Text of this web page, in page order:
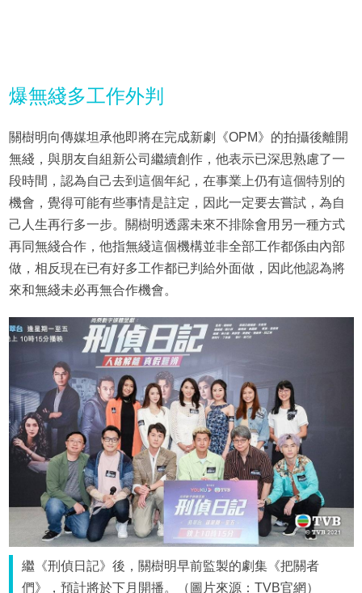
爆無綫多工作外判
關樹明向傳媒坦承他即將在完成新劇《OPM》的拍攝後離開
無綫，與朋友自組新公司繼續創作，他表示已深思熟慮了一
段時間，認為自己去到這個年紀，在事業上仍有這個特別的
機會，覺得可能有些事情是註定，因此一定要去嘗試，為自
己人生再行多一步。關樹明透露未來不排除會用另一種方式
再同無綫合作，他指無綫這個機構並非全部工作都係由內部
做，相反現在已有好多工作都已判給外面做，因此他認為將
來和無綫未必再無合作機會。
繼《刑偵日記》後，關樹明早前監製的劇集《把關者
們》，預計將於下月開播。（圖片來源：TVB官網）